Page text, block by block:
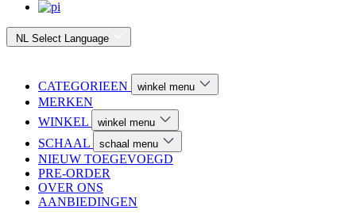
NL Select Language
CATEGORIEEN winkel menu
MERKEN
WINKEL
winkel menu
SCHAAL schaal menu
NIEUW TOEGEVOEGD
PRE-ORDER
OVER ONS
AANBIEDINGEN